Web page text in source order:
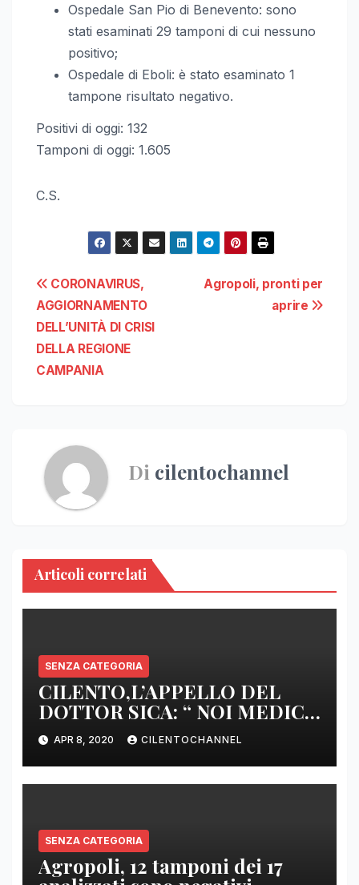
Ospedale San Pio di Benevento: sono
stati esaminati 29 tamponi di cui nessuno
positivo;
Ospedale di Eboli: è stato esaminato 1
tampone risultato negativo.
Positivi di oggi: 132
Tamponi di oggi: 1.605
C.S.
Navigazione
articoli
Agropoli, pronti per
aprire
CORONAVIRUS,
AGGIORNAMENTO
DELL’UNITÀ DI CRISI
DELLA REGIONE
CAMPANIA
Di cilentochannel
Articoli correlati
SENZA CATEGORIA
CILENTO,L’APPELLO DEL
DOTTOR SICA: “ NOI MEDICI
DI BASE SIAMO SENZA ARMI
E SENZA PRESIDI”
APR 8, 2020 CILENTOCHANNEL
SENZA CATEGORIA
Agropoli, 12 tamponi dei 17